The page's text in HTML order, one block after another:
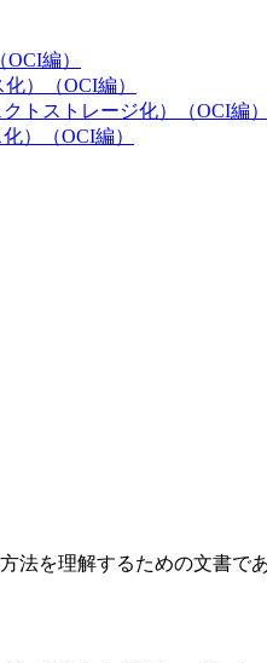
編）
）（OCI編）
トストレージ化）（OCI編）
）（OCI編）
法を理解するための文書であ